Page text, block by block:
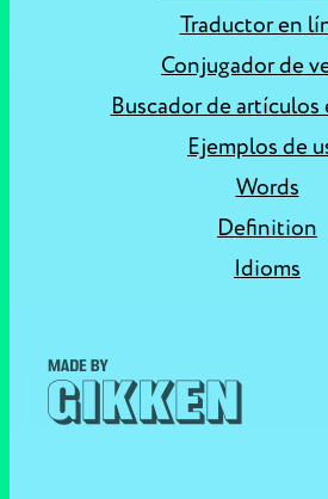
Traductor en
Conjugador de
Buscador de artículos
Ejemplos de
Words
Definition
Idioms